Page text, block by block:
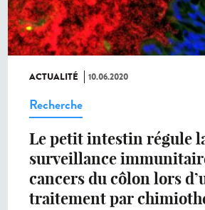
ACTUALITÉ 10.06.2020
Recherche
Le petit intestin régule
surveillance
cancers du côlon lors
traitement par